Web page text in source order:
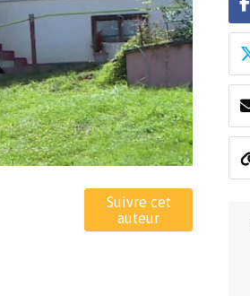
Suivre cet
auteur